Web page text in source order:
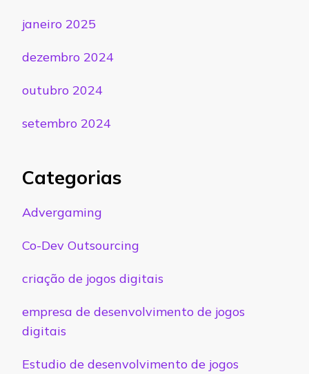
janeiro 2025
dezembro 2024
outubro 2024
setembro 2024
Categorias
Advergaming
Co-Dev Outsourcing
criação de jogos digitais
empresa de desenvolvimento de jogos
digitais
Estudio de desenvolvimento de jogos